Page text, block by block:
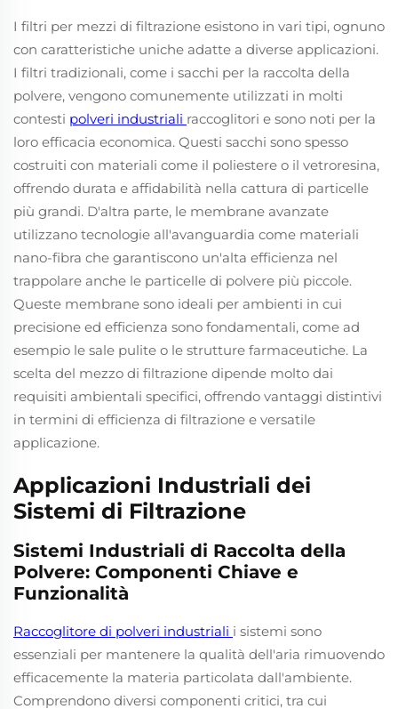
I filtri per mezzi di filtrazione esistono in vari tipi, ognuno
con caratteristiche uniche adatte a diverse applicazioni.
I filtri tradizionali, come i sacchi per la raccolta della
polvere, vengono comunemente utilizzati in molti
contesti polveri industriali raccoglitori e sono noti per la
loro efficacia economica. Questi sacchi sono spesso
costruiti con materiali come il poliestere o il vetroresina,
offrendo durata e affidabilità nella cattura di particelle
più grandi. D'altra parte, le membrane avanzate
utilizzano tecnologie all'avanguardia come materiali
nano-fibra che garantiscono un'alta efficienza nel
trappolare anche le particelle di polvere più piccole.
Queste membrane sono ideali per ambienti in cui
precisione ed efficienza sono fondamentali, come ad
esempio le sale pulite o le strutture farmaceutiche. La
scelta del mezzo di filtrazione dipende molto dai
requisiti ambientali specifici, offrendo vantaggi distintivi
in termini di efficienza di filtrazione e versatile
applicazione.
Applicazioni Industriali dei
Sistemi di Filtrazione
Sistemi Industriali di Raccolta della
Polvere: Componenti Chiave e
Funzionalità
Raccoglitore di polveri industriali i sistemi sono
essenziali per mantenere la qualità dell'aria rimuovendo
efficacemente la materia particolata dall'ambiente.
Comprendono diversi componenti critici, tra cui